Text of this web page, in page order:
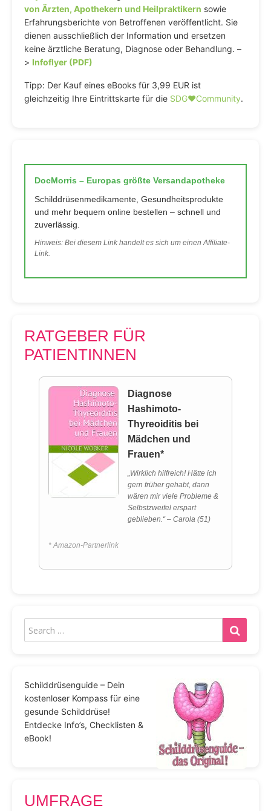
von Ärzten, Apothekern und Heilpraktikern sowie
Erfahrungsberichte von Betroffenen veröffentlicht. Sie
dienen ausschließlich der Information und ersetzen
keine ärztliche Beratung, Diagnose oder Behandlung. –
> Infoflyer (PDF)
Tipp: Der Kauf eines eBooks für 3,99 EUR ist
gleichzeitig Ihre Eintrittskarte für die SDG♥️Community.
DocMorris – Europas größte Versandapotheke
Schilddrüsenmedikamente, Gesundheitsprodukte
und mehr bequem online bestellen – schnell und
zuverlässig.
Hinweis: Bei diesem Link handelt es sich um einen Affiliate-
Link.
RATGEBER FÜR
PATIENTINNEN
Diagnose
Hashimoto-
Thyreoiditis bei
Mädchen und
Frauen*
„Wirklich hilfreich! Hätte ich
gern früher gehabt, dann
wären mir viele Probleme &
Selbstzweifel erspart
geblieben.“ – Carola (51)
* Amazon-Partnerlink
Schilddrüsenguide – Dein
kostenloser Kompass für eine
gesunde Schilddrüse!
Entdecke Info’s, Checklisten &
eBook!
UMFRAGE